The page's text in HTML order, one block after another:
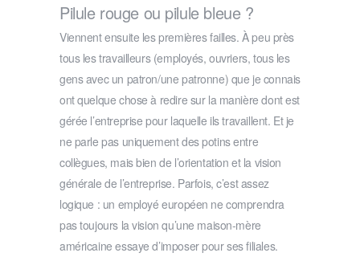
Pilule rouge ou pilule bleue ?
Viennent ensuite les premières failles. À peu près
tous les travailleurs (employés, ouvriers, tous les
gens avec un patron/une patronne) que je connais
ont quelque chose à redire sur la manière dont est
gérée l’entreprise pour laquelle ils travaillent. Et je
ne parle pas uniquement des potins entre
collègues, mais bien de l’orientation et la vision
générale de l’entreprise. Parfois, c’est assez
logique : un employé européen ne comprendra
pas toujours la vision qu’une maison-mère
américaine essaye d’imposer pour ses filiales.